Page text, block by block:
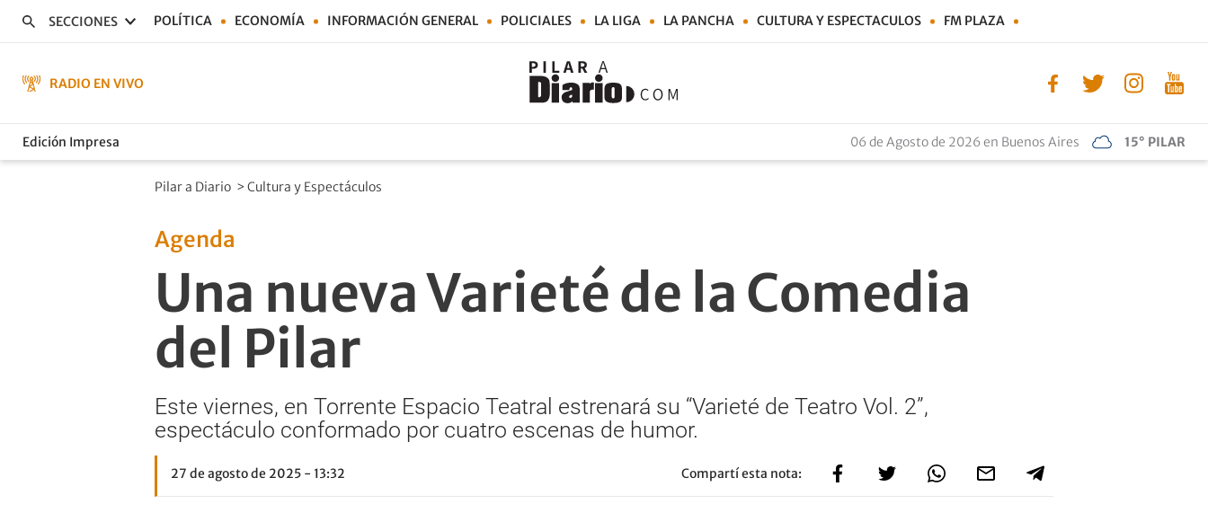
SECCIONES POLÍTICA ECONOMÍA INFORMACIÓN GENERAL POLICIALES LA LIGA LA PANCHA CULTURA Y ESPECTACULOS FM PLAZA
RADIO EN VIVO
Edición Impresa 06 de Agosto de 2026 en Buenos Aires 15° PILAR
Pilar a Diario >Cultura y Espectáculos
Agenda
Una nueva Varieté de la Comedia
del Pilar
Este viernes, en Torrente Espacio Teatral estrenará su “Varieté de Teatro Vol. 2”,
espectáculo conformado por cuatro escenas de humor.
27 de agosto de 2025 - 13:32 Compartí esta nota: